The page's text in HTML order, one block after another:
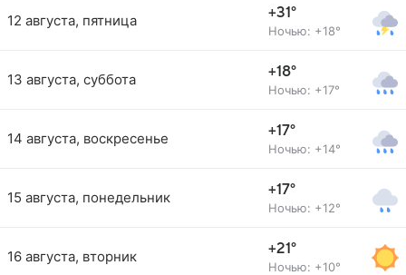
12 августа, пятница +31°
Ночью: +18°
13 августа, суббота +18°
Ночью: +17°
14 августа, воскресенье +17°
Ночью: +14°
15 августа, понедельник +17°
Ночью: +12°
16 августа, вторник +21°
Ночью: +10°